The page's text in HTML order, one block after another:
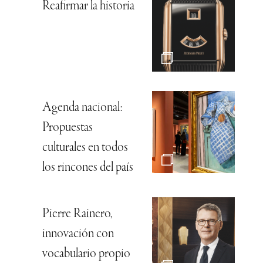
Reafirmar la historia
Agenda nacional:
Propuestas
culturales en todos
los rincones del país
Pierre Rainero,
innovación con
vocabulario propio